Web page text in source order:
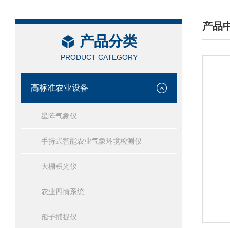
产品分类
PRODUCT CATEGORY
高标准农业设备
星阵气象仪
手持式智能农业气象环境检测仪
大棚积光仪
农业四情系统
孢子捕捉仪
产品
/